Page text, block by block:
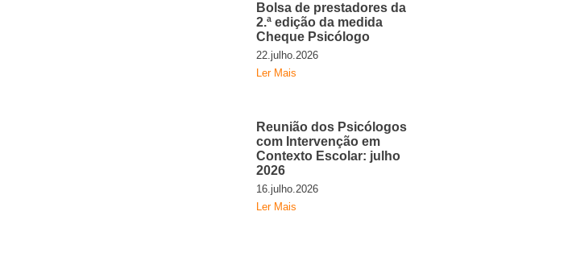
Bolsa de prestadores da
2.ª edição da medida
Cheque Psicólogo
22.julho.2026
Ler Mais
Reunião dos Psicólogos
com Intervenção em
Contexto Escolar: julho
2026
16.julho.2026
Ler Mais